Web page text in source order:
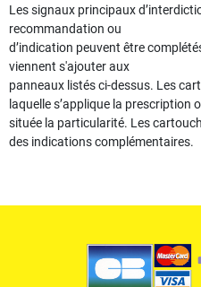
Les signaux principaux
recommandation ou
d’indication peuvent être
viennent s'ajouter aux
panneaux listés ci-dessus. Les
laquelle s’applique la prescription
située la particularité. Les
des indications complémentaires.